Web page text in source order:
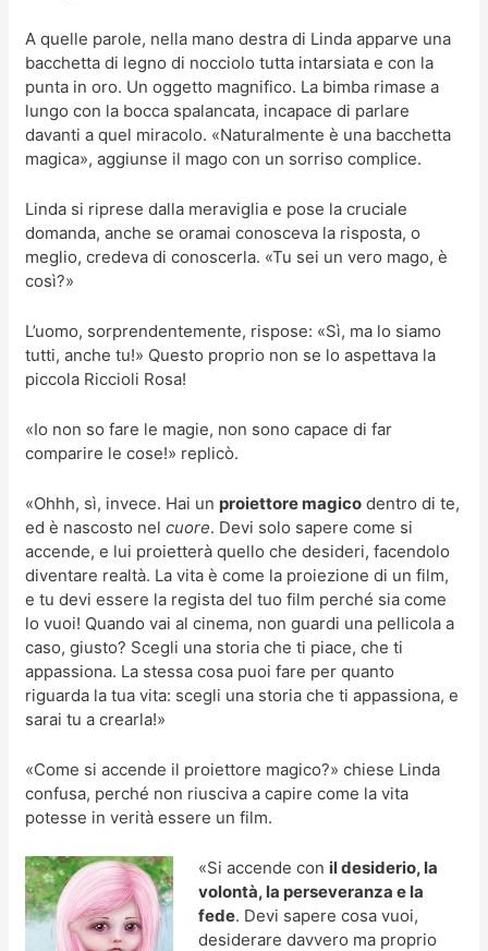
A quelle parole, nella mano destra di Linda apparve una
bacchetta di legno di nocciolo tutta intarsiata e con la
punta in oro. Un oggetto magnifico. La bimba rimase a
lungo con la bocca spalancata, incapace di parlare
davanti a quel miracolo. «Naturalmente è una bacchetta
magica», aggiunse il mago con un sorriso complice.
Linda si riprese dalla meraviglia e pose la cruciale
domanda, anche se oramai conosceva la risposta, o
meglio, credeva di conoscerla. «Tu sei un vero mago, è
così?»
L’uomo, sorprendentemente, rispose: «Sì, ma lo siamo
tutti, anche tu!» Questo proprio non se lo aspettava la
piccola Riccioli Rosa!
«Io non so fare le magie, non sono capace di far
comparire le cose!» replicò.
«Ohhh, sì, invece. Hai un proiettore magico dentro di te,
ed è nascosto nelcuore. Devi solo sapere come si
accende, e lui proietterà quello che desideri, facendolo
diventare realtà. La vita è come la proiezione di un film,
e tu devi essere la regista del tuo film perché sia come
lo vuoi! Quando vai al cinema, non guardi una pellicola a
caso, giusto? Scegli una storia che ti piace, che ti
appassiona. La stessa cosa puoi fare per quanto
riguarda la tua vita: scegli una storia che ti appassiona, e
sarai tu a crearla!»
«Come si accende il proiettore magico?» chiese Linda
confusa, perché non riusciva a capire come la vita
potesse in verità essere un film.
«Si accende con il desiderio, la
volontà, la perseveranza e la
fede. Devi sapere cosa vuoi,
desiderare davvero ma proprio